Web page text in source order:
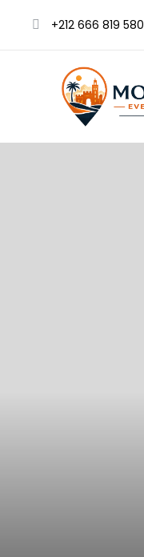
+212 666 819 580